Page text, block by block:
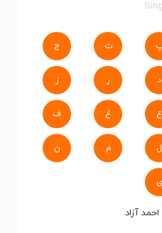
ت ج
د ر ز
ع غ ف
ل م ن
ی
احمد آزاد